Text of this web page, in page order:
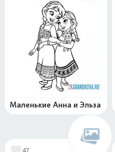
Маленькие Анна и Эльза
47